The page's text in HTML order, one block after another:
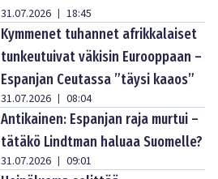
31.07.2026 | 18:45
Kymmenet tuhannet afrikkalaiset
tunkeutuivat väkisin Eurooppaan –
Espanjan Ceutassa ”täysi kaaos”
31.07.2026 | 08:04
Antikainen: Espanjan raja murtui –
tätäkö Lindtman haluaa Suomelle?
31.07.2026 | 09:01